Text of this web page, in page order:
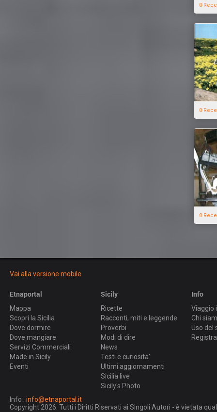
0
0
0
Vai alla versione mobile
Etnaportal
Mappa
Scopri la Sicilia
Dove dormire
Dove mangiare
Servizi Commerciali
Made in Sicily
Eventi
Sicily
Ricette
Racconti, miti e leggende
Proverbi
Modi di dire
News
Testi e curiosita'
Ultimi aggiornamenti
Sicilia live
Sicily's Photo
Info
Viaggio
Chi
Uso del
Info : info@etnaportal.it
Copyright 2026. Tutti i Diritti Riservati ai Singoli Autori - è vietata